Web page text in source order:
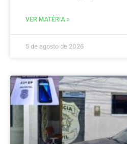
VER MATÉRIA »
5 de agosto de 2026